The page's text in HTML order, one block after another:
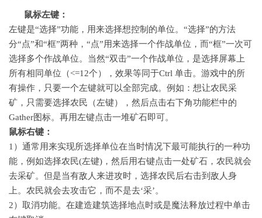
鼠标左键：
左键是“选择”功能，用来选择想控制的单位。“选择”的方法
分“点”和“框”两种，“点”用来选择一个作战单位，而“框”一次可
选择多个作战单位。当然“双击”一个作战单位，是选择屏幕上
所有相同单位（<=12个），效果等同于Ctrl 单击。游戏中的所
有操作，只要一个左键就可以全部完成。例如：想让农民采
矿，只需要选择农民（左键），然后点击右下角功能栏中的
Gather图标。再用左键点击一堆矿石即可。
鼠标右键：
1）通常用来实现所选择单位在当时情况下最可能执行的一种功
能，例如选择农民(左键)，然后用右键点击一处矿石，农民就会
去采矿。但是当有敌人来进攻时，选择农民后右击到敌人身
上。农民就会去攻击它，而不是去‘采’。
2）取消功能。在建造建筑选择地点时或是魔法释放过程中单击